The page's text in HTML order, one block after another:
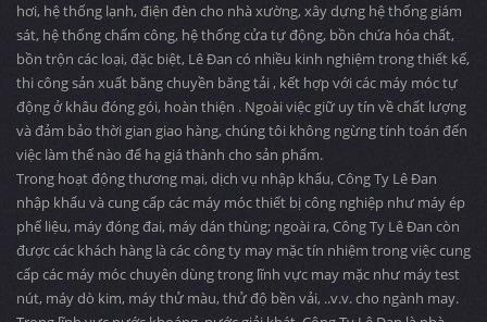
hơi, hệ thống lạnh, điện đèn cho nhà xường, xây dựng hệ thống giám
sát, hệ thống chấm công, hệ thống cửa tự động, bồn chứa hóa chất,
bồn trộn các loại, đặc biệt, Lê Đan có nhiều kinh nghiệm trong thiết kế,
thi công sản xuất băng chuyền băng tải , kết hợp với các máy móc tự
động ở khâu đóng gói, hoàn thiện . Ngoài việc giữ uy tín về chất lượng
và đảm bảo thời gian giao hàng, chúng tôi không ngừng tính toán đến
việc làm thế nào để hạ giá thành cho sản phẩm.
Trong hoạt động thương mại, dịch vụ nhập khẩu, Công Ty Lê Đan
nhập khẩu và cung cấp các máy móc thiết bị công nghiệp như máy ép
phế liệu, máy đóng đai, máy dán thùng; ngoài ra, Công Ty Lê Đan còn
được các khách hàng là các công ty may mặc tín nhiệm trong việc cung
cấp các máy móc chuyên dùng trong lĩnh vực may mặc như máy test
nút, máy dò kim, máy thử màu, thử độ bền vải, ..v.v. cho ngành may.